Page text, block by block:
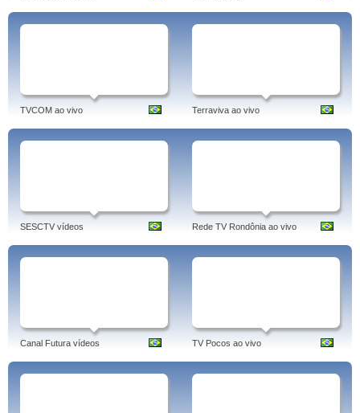
TVCOM ao vivo Terraviva ao vivo
SESCTV vídeos Rede TV Rondônia ao vivo
Canal Futura vídeos TV Pocos ao vivo